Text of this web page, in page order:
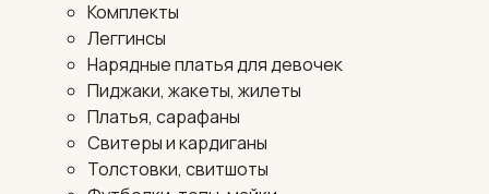
Комплекты
Леггинсы
Нарядные платья для девочек
Пиджаки, жакеты, жилеты
Платья, сарафаны
Свитеры и кардиганы
Толстовки, свитшоты